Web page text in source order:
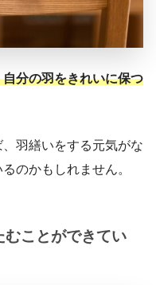
自分の羽をきれいに保つ
羽繕いをする元気がな
のかもしれません。
ことができてい